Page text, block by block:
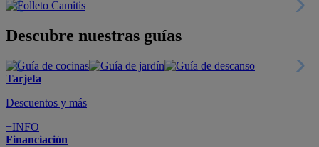
Descubre nuestras guías
Tarjeta
Descuentos y más
+INFO
Financiación